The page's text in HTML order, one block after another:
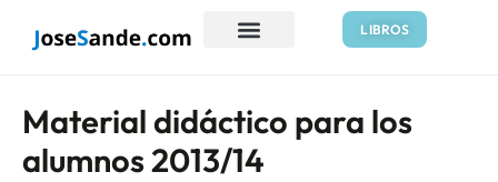
LIBROS
Material didáctico para los
alumnos 2013/14
de